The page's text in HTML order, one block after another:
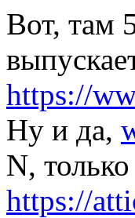
Вот, там
https://
Ну и да,
N,
https://